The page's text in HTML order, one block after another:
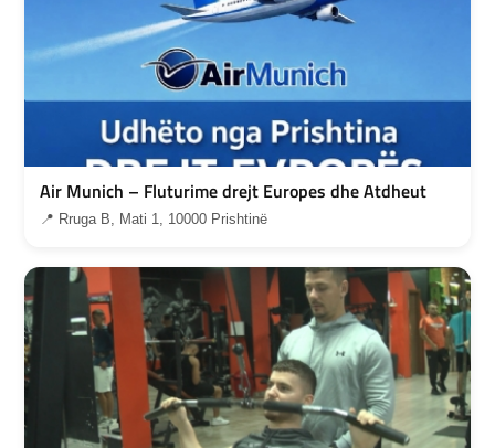
Air Munich – Fluturime drejt Europes dhe Atdheut
📍 Rruga B, Mati 1, 10000 Prishtinë